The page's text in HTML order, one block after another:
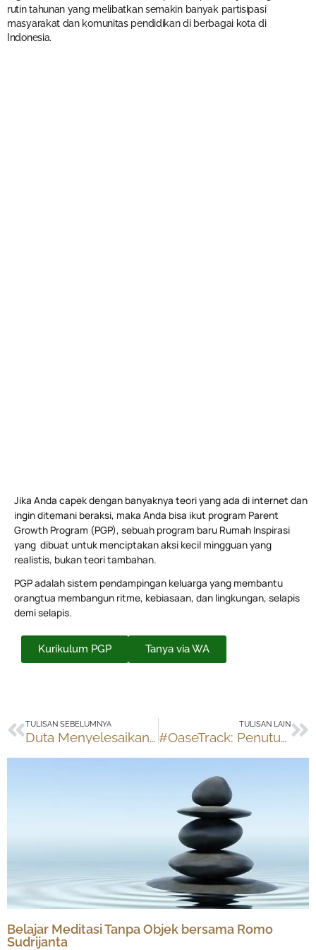
rutin tahunan yang melibatkan semakin banyak partisipasi
masyarakat dan komunitas pendidikan di berbagai kota di
Indonesia.
Jika Anda capek dengan banyaknya teori yang ada di internet dan
ingin ditemani beraksi, maka Anda bisa ikut program Parent
Growth Program (PGP), sebuah program baru Rumah Inspirasi
yang dibuat untuk menciptakan aksi kecil mingguan yang
realistis, bukan teori tambahan.
PGP adalah sistem pendampingan keluarga yang membantu
orangtua membangun ritme, kebiasaan, dan lingkungan, selapis
demi selapis.
Kurikulum PGP Tanya via WA
Prev
TULISAN SEBELUMNYA
Duta Menyelesaikan IXL Math K-1
TULISAN LAIN
#OaseTrack: Penutupan Kegiatan Pramuka Oase
Belajar Meditasi Tanpa Objek bersama Romo
Sudrijanta